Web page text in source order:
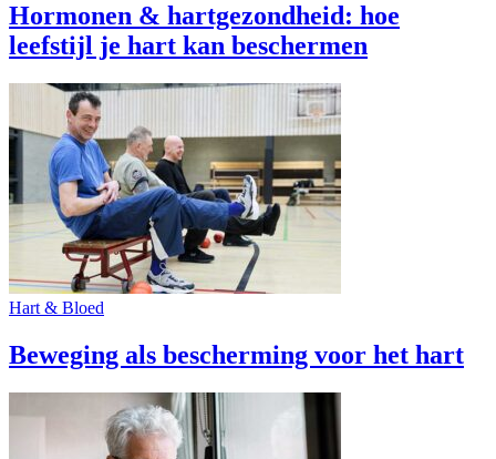
Hormonen & hartgezondheid: hoe
leefstijl je hart kan beschermen
Hart & Bloed
Beweging als bescherming voor het hart